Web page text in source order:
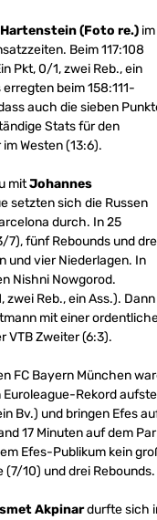
(Foto re.) im
Beim 117:108
Pkt, 0/1, zwei Reb., ein
beim 158:111-
auch die sieben
Stats für den
Westen (13:6).
mitJohannes
setzten sich die Russen
durch. In 25
fünf Rebounds und
und vier Niederlagen. In
Nishni Nowgorod.
Reb., ein Ass.). Dann
mit einer
VTB Zweiter (6:3).
FC Bayern München
Rekord
Bv.) und bringen Efes
17 Minuten auf dem
Efes-Publikum kein
10) und drei
Akpinardurfte sich